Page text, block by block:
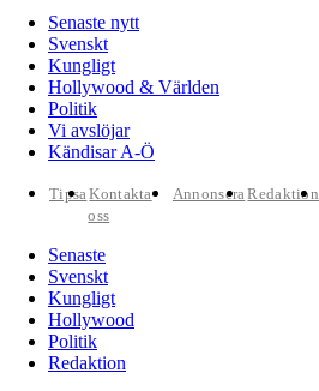
Senaste nytt
Svenskt
Kungligt
Hollywood & Världen
Politik
Vi avslöjar
Kändisar A-Ö
TipsaKontakta
oss
AnnonseraRedaktion
Senaste
Svenskt
Kungligt
Hollywood
Politik
Redaktion